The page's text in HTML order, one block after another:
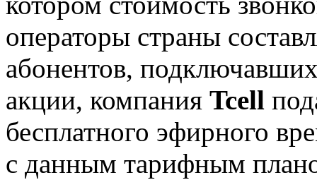
операторы страны
абонентов,
акции, компания Tcell
бесплатного эфирного
с данным тарифным